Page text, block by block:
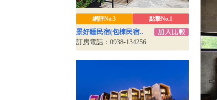
網評No.3 點擊No.1
景好睡民宿(包棟民宿..
訂房電話：0938-134256